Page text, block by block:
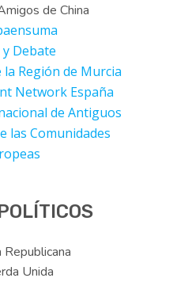
de China
y Debate
Región de Murcia
Network España
de Antiguos
las Comunidades
Republicana
Unida